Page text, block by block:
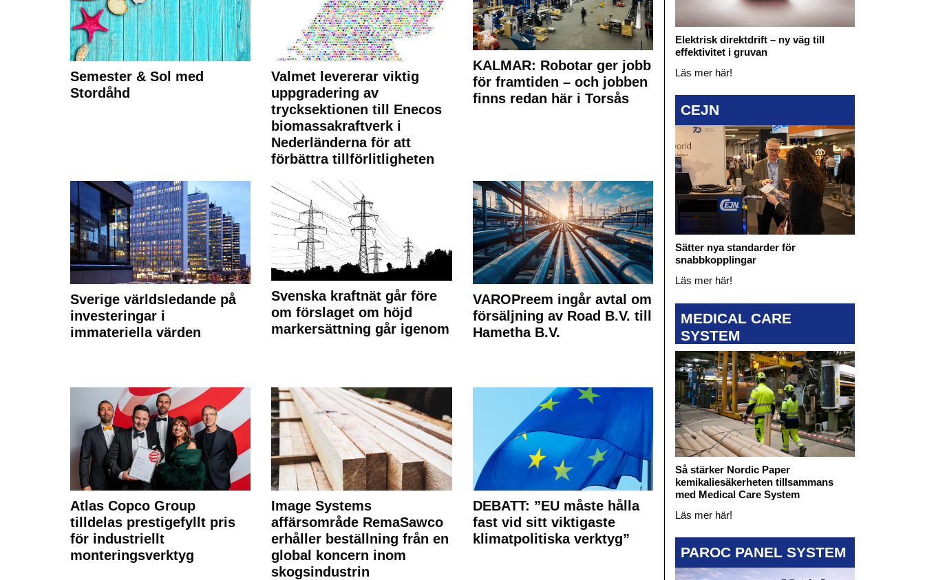
Semester & Sol med
Stordåhd
Valmet levererar viktig
uppgradering av
trycksektionen till Enecos
biomassakraftverk i
Nederländerna för att
förbättra tillförlitligheten
KALMAR: Robotar ger jobb
för framtiden – och jobben
finns redan här i Torsås
Sverige världsledande på
investeringar i
immateriella värden
Svenska kraftnät går före
om förslaget om höjd
markersättning går igenom
VAROPreem ingår avtal om
försäljning av Road B.V. till
Hametha B.V.
Atlas Copco Group
tilldelas prestigefyllt pris
för industriellt
monteringsverktyg
Image Systems
affärsområde RemaSawco
erhåller beställning från en
global koncern inom
skogsindustrin
DEBATT: ”EU måste hålla
fast vid sitt viktigaste
klimatpolitiska verktyg”
Elektrisk direktdrift – ny väg till
effektivitet i gruvan
Läs mer här!
CEJN
Sätter nya standarder för
snabbkopplingar
Läs mer här!
MEDICAL CARE
SYSTEM
Så stärker Nordic Paper
kemikaliesäkerheten tillsammans
med Medical Care System
Läs mer här!
PAROC PANEL SYSTEM